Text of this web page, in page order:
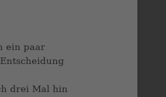
ein paar
drei Mal hin